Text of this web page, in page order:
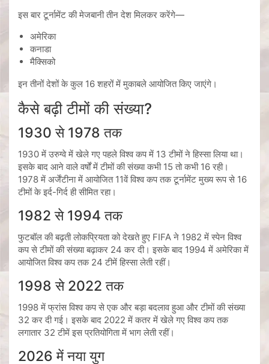
इस बार टूर्नामेंट की मेजबानी तीन देश मिलकर करेंगे—
अमेरिका
कनाडा
मैक्सिको
इन तीनों देशों के कुल 16 शहरों में मुकाबले आयोजित किए जाएंगे।
कैसे बढ़ी टीमों की संख्या?
1930 से 1978 तक
1930 में उरुग्वे में खेले गए पहले विश्व कप में 13 टीमों ने हिस्सा लिया था।
इसके बाद आने वाले वर्षों में टीमों की संख्या कभी 15 तो कभी 16 रही।
1978 में अर्जेंटीना में आयोजित 11वें विश्व कप तक टूर्नामेंट मुख्य रूप से 16
टीमों के इर्द-गिर्द ही सीमित रहा।
1982 से 1994 तक
फुटबॉल की बढ़ती लोकप्रियता को देखते हुए FIFA ने 1982 में स्पेन विश्व
कप से टीमों की संख्या बढ़ाकर 24 कर दी। इसके बाद 1994 में अमेरिका में
आयोजित विश्व कप तक 24 टीमें हिस्सा लेती रहीं।
1998 से 2022 तक
1998 में फ्रांस विश्व कप से एक और बड़ा बदलाव हुआ और टीमों की संख्या
32 कर दी गई। इसके बाद 2022 में कतर में खेले गए विश्व कप तक
लगातार 32 टीमें इस प्रतियोगिता में भाग लेती रहीं।
2026 में नया युग